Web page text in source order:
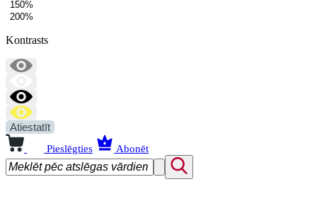
150%
200%
Kontrasts
Atiestatīt
Pieslēgties Abonēt